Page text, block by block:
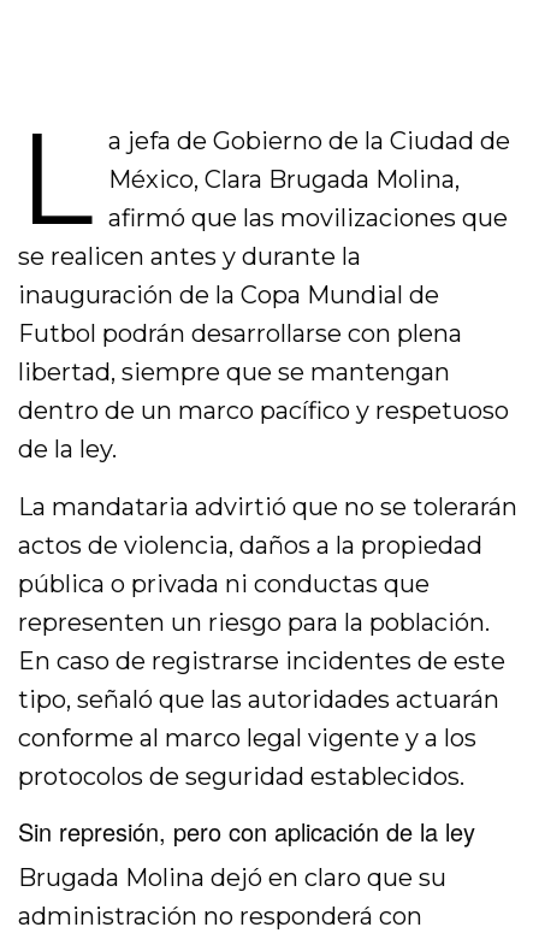
L a jefa de Gobierno de la Ciudad de
México, Clara Brugada Molina,
afirmó que las movilizaciones que
se realicen antes y durante la
inauguración de la Copa Mundial de
Futbol podrán desarrollarse con plena
libertad, siempre que se mantengan
dentro de un marco pacífico y respetuoso
de la ley.
La mandataria advirtió que no se tolerarán
actos de violencia, daños a la propiedad
pública o privada ni conductas que
representen un riesgo para la población.
En caso de registrarse incidentes de este
tipo, señaló que las autoridades actuarán
conforme al marco legal vigente y a los
protocolos de seguridad establecidos.
Sin represión, pero con aplicación de la ley
Brugada Molina dejó en claro que su
administración no responderá con